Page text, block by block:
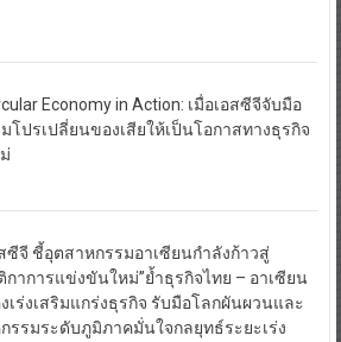
Economy in Action: เมื่อเอสซีจีจับมือ
โปรเปลี่ยนของเสียให้เป็นโอกาสทางธุรกิจ
ซีจี ชี้อุตสาหกรรมอาเซียนกำลังก้าวสู่
กาการแข่งขันใหม่”ย้ำธุรกิจไทย – อาเซียน
เร่งเสริมแกร่งธุรกิจ รับมือโลกผันผวนและ
รรมระดับภูมิภาคมั่นใจกลยุทธ์ระยะเร่ง